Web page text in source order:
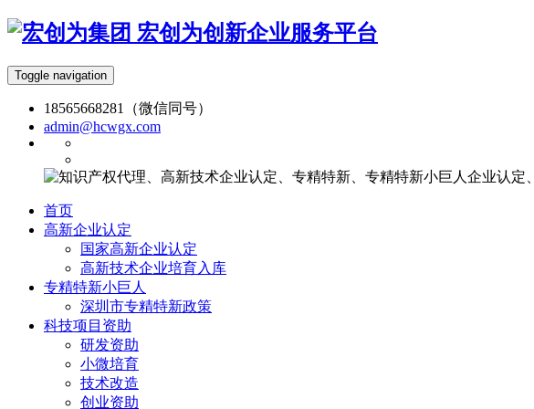
宏创为创新企业服务平台
Toggle navigation
18565668281（微信同号）
admin@hcwgx.com
首页
高新企业认定
国家高新企业认定
高新技术企业培育入库
专精特新小巨人
深圳市专精特新政策
科技项目资助
研发资助
小微培育
技术改造
创业资助